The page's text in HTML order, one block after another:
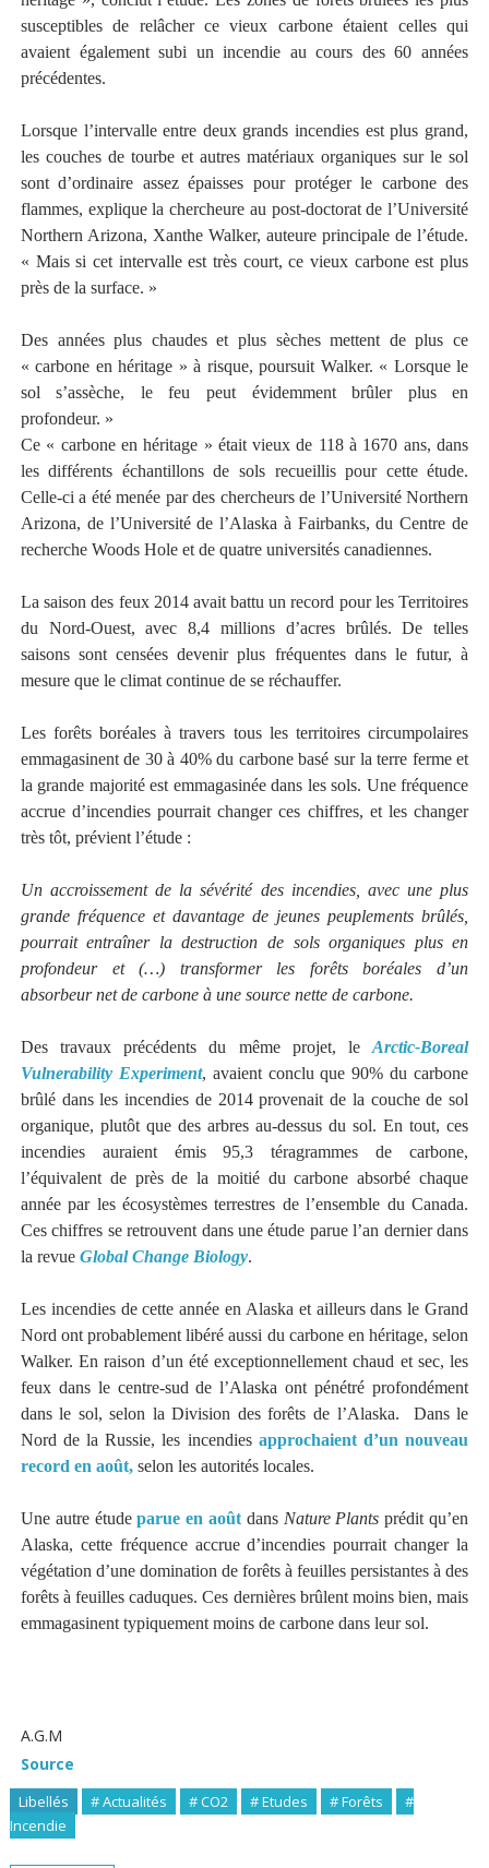
susceptibles de relâcher ce vieux carbone étaient celles qui
avaient également subi un incendie au cours des 60 années
précédentes.
Lorsque l’intervalle entre deux grands incendies est plus grand,
les couches de tourbe et autres matériaux organiques sur le sol
sont d’ordinaire assez épaisses pour protéger le carbone des
flammes, explique la chercheure au post-doctorat de l’Université
Northern Arizona, Xanthe Walker, auteure principale de l’étude.
« Mais si cet intervalle est très court, ce vieux carbone est plus
près de la surface. »
Des années plus chaudes et plus sèches mettent de plus ce
« carbone en héritage » à risque, poursuit Walker. « Lorsque le
sol s’assèche, le feu peut évidemment brûler plus en
profondeur. »
Ce « carbone en héritage » était vieux de 118 à 1670 ans, dans
les différents échantillons de sols recueillis pour cette étude.
Celle-ci a été menée par des chercheurs de l’Université Northern
Arizona, de l’Université de l’Alaska à Fairbanks, du Centre de
recherche Woods Hole et de quatre universités canadiennes.
La saison des feux 2014 avait battu un record pour les Territoires
du Nord-Ouest, avec 8,4 millions d’acres brûlés. De telles
saisons sont censées devenir plus fréquentes dans le futur, à
mesure que le climat continue de se réchauffer.
Les forêts boréales à travers tous les territoires circumpolaires
emmagasinent de 30 à 40% du carbone basé sur la terre ferme et
la grande majorité est emmagasinée dans les sols. Une fréquence
accrue d’incendies pourrait changer ces chiffres, et les changer
très tôt, prévient l’étude :
Un accroissement de la sévérité des incendies, avec une plus
grande fréquence et davantage de jeunes peuplements brûlés,
pourrait entraîner la destruction de sols organiques plus en
profondeur et (…) transformer les forêts boréales d’un
absorbeur net de carbone à une source nette de carbone.
Des travaux précédents du même projet, leArctic-Boreal
Vulnerability Experiment, avaient conclu que 90% du carbone
brûlé dans les incendies de 2014 provenait de la couche de sol
organique, plutôt que des arbres au-dessus du sol. En tout, ces
incendies auraient émis 95,3 téragrammes de carbone,
l’équivalent de près de la moitié du carbone absorbé chaque
année par les écosystèmes terrestres de l’ensemble du Canada.
Ces chiffres se retrouvent dans une étude parue l’an dernier dans
la revue Global Change Biology.
Les incendies de cette année en Alaska et ailleurs dans le Grand
Nord ont probablement libéré aussi du carbone en héritage, selon
Walker. En raison d’un été exceptionnellement chaud et sec, les
feux dans le centre-sud de l’Alaska ont pénétré profondément
dans le sol, selon la Division des forêts de l’Alaska. Dans le
Nord de la Russie, les incendies approchaient d’un nouveau
record en août,selon les autorités locales.
Une autre étudeparue en août dans Nature Plants prédit qu’en
Alaska, cette fréquence accrue d’incendies pourrait changer la
végétation d’une domination de forêts à feuilles persistantes à des
forêts à feuilles caduques. Ces dernières brûlent moins bien, mais
emmagasinent typiquement moins de carbone dans leur sol.
A.G.M
Source
Libellés # Actualités # CO2 # Etudes # Forêts
#
Incendie